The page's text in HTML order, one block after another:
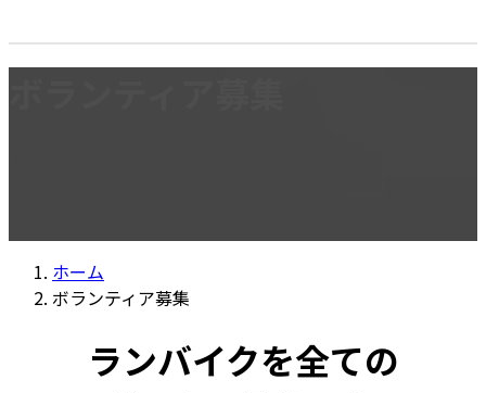
ホーム
ボランティア募集
ランバイクを全ての